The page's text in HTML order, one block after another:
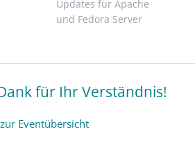
Updates für Apache
und Fedora Server
für Ihr Verständnis!
Eventübersicht